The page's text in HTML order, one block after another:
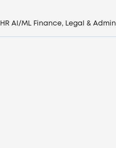
HR AI/ML Finance, Legal & Admin